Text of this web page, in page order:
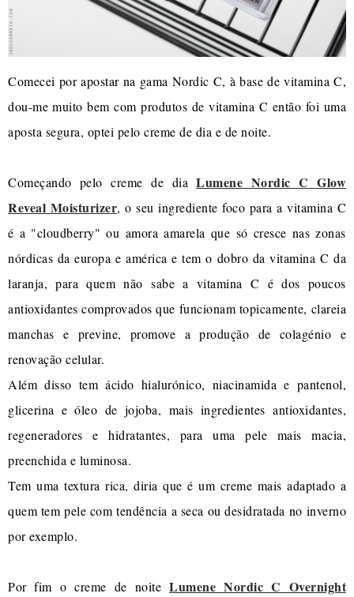
Comecei por apostar na gama Nordic C, à base de vitamina C,
dou-me muito bem com produtos de vitamina C então foi uma
aposta segura, optei pelo creme de dia e de noite.
Começando pelo creme de diaLumene Nordic C Glow
Reveal Moisturizer, o seu ingrediente foco para a vitamina C
é a "cloudberry" ou amora amarela que só cresce nas zonas
nórdicas da europa e américa e tem o dobro da vitamina C da
laranja, para quem não sabe a vitamina C é dos poucos
antioxidantes comprovados que funcionam topicamente, clareia
manchas e previne, promove a produção de colagénio e
renovação celular.
Além disso tem ácido hialurónico, niacinamida e pantenol,
glicerina e óleo de jojoba, mais ingredientes antioxidantes,
regeneradores e hidratantes, para uma pele mais macia,
preenchida e luminosa.
Tem uma textura rica, diria que é um creme mais adaptado a
quem tem pele com tendência a seca ou desidratada no inverno
por exemplo.
Por fim o creme de noiteLumene Nordic C Overnight